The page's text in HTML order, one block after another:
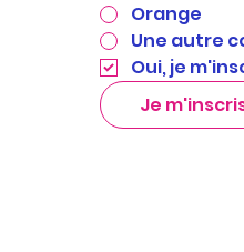
Orange
Une autre
Oui, je
Je